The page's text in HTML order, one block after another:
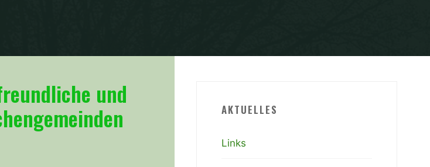
und
AKTUELLES
Links